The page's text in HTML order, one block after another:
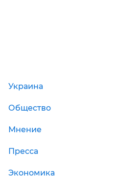
Украина
Общество
Мнение
Пресса
Экономика